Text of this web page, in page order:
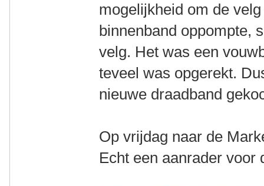
mogelijkheid om de
binnenband oppompte,
velg. Het was een
teveel was opgerekt.
nieuwe draadband
Op vrijdag naar de
Echt een aanrader